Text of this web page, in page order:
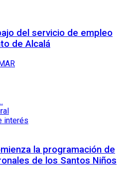
del servicio de empleo
de Alcalá
interés
la programación de
de los Santos Niños